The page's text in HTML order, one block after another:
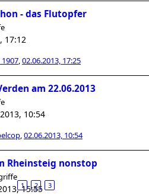
- das Flutopfer
17:12
,02.06.2013, 17:25
am 22.06.2013
10:54
,02.06.2013, 10:54
Rheinsteig nonstop
1 2 3
15:55